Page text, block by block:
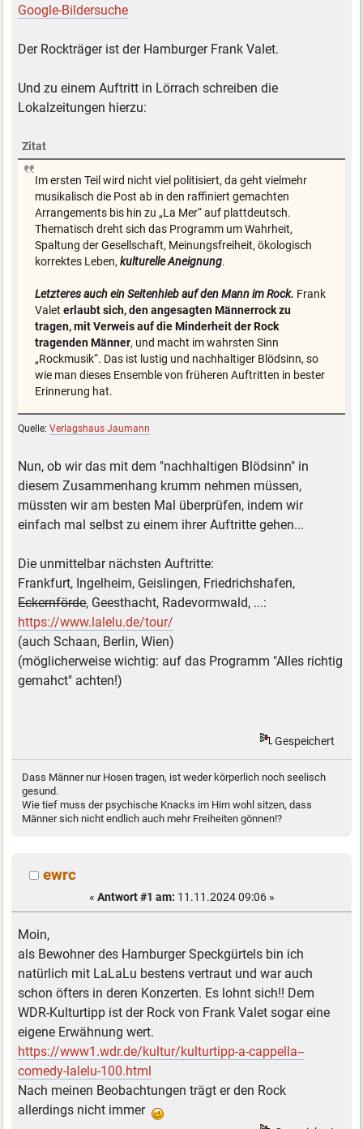
Google-Bildersuche
Der Rockträger ist der Hamburger Frank Valet.
Und zu einem Auftritt in Lörrach schreiben die
Lokalzeitungen hierzu:
Zitat
Im ersten Teil wird nicht viel politisiert, da geht vielmehr
musikalisch die Post ab in den raffiniert gemachten
Arrangements bis hin zu „La Mer“ auf plattdeutsch.
Thematisch dreht sich das Programm um Wahrheit,
Spaltung der Gesellschaft, Meinungsfreiheit, ökologisch
korrektes Leben, kulturelle Aneignung.
Letzteres auch ein Seitenhieb auf den Mann im Rock. Frank
Valet erlaubt sich, den angesagten Männerrock zu
tragen, mit Verweis auf die Minderheit der Rock
tragenden Männer, und macht im wahrsten Sinn
„Rockmusik“. Das ist lustig und nachhaltiger Blödsinn, so
wie man dieses Ensemble von früheren Auftritten in bester
Erinnerung hat.
Quelle:Verlagshaus Jaumann
Nun, ob wir das mit dem "nachhaltigen Blödsinn" in
diesem Zusammenhang krumm nehmen müssen,
müssten wir am besten Mal überprüfen, indem wir
einfach mal selbst zu einem ihrer Auftritte gehen...
Die unmittelbar nächsten Auftritte:
Frankfurt, Ingelheim, Geislingen, Friedrichshafen,
Eckernförde, Geesthacht, Radevormwald, ...:
https://www.lalelu.de/tour/
(auch Schaan, Berlin, Wien)
(möglicherweise wichtig: auf das Programm "Alles richtig
gemahct" achten!)
Gespeichert
Dass Männer nur Hosen tragen, ist weder körperlich noch seelisch
gesund.
Wie tief muss der psychische Knacks im Hirn wohl sitzen, dass
Männer sich nicht endlich auch mehr Freiheiten gönnen!?
ewrc
« Antwort #1 am: 11.11.2024 09:06 »
Moin,
als Bewohner des Hamburger Speckgürtels bin ich
natürlich mit LaLaLu bestens vertraut und war auch
schon öfters in deren Konzerten. Es lohnt sich!! Dem
WDR-Kulturtipp ist der Rock von Frank Valet sogar eine
eigene Erwähnung wert.
https://www1.wdr.de/kultur/kulturtipp-a-cappella--
comedy-lalelu-100.html
Nach meinen Beobachtungen trägt er den Rock
allerdings nicht immer